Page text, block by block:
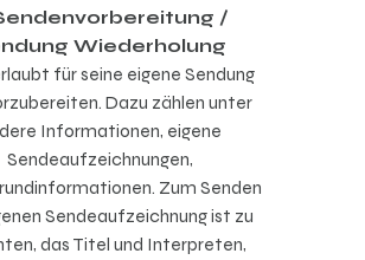
/
Wiederholung
für seine eigene Sendung
Dazu zählen unter
Informationen, eigene
Sendeaufzeichnungen,
Zum Senden
Sendeaufzeichnung ist zu
das Titel und Interpreten,